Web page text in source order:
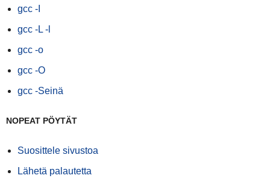
gcc -I
gcc -L -l
gcc -o
gcc -O
gcc -Seinä
NOPEAT PÖYTÄT
Suosittele sivustoa
Lähetä palautetta